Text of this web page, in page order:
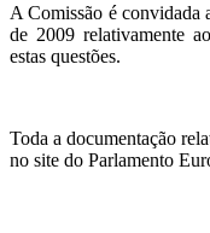
A Comissão é convidada
de 2009 relativamente
estas questões.
Toda a documentação
no site do Parlamento